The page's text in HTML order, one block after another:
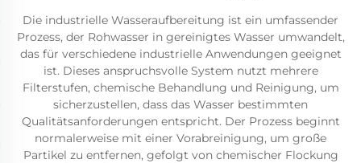
Die industrielle Wasseraufbereitung ist ein umfassender
Prozess, der Rohwasser in gereinigtes Wasser umwandelt,
das für verschiedene industrielle Anwendungen geeignet
ist. Dieses anspruchsvolle System nutzt mehrere
Filterstufen, chemische Behandlung und Reinigung, um
sicherzustellen, dass das Wasser bestimmten
Qualitätsanforderungen entspricht. Der Prozess beginnt
normalerweise mit einer Vorabreinigung, um große
Partikel zu entfernen, gefolgt von chemischer Flockung